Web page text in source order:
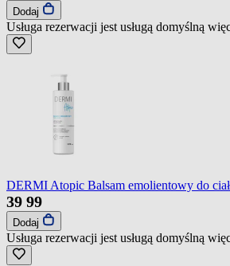
Dodaj
Usługa rezerwacji jest usługą domyślną
DERMI Atopic Balsam emolientowy do
39 99
Dodaj
Usługa rezerwacji jest usługą domyślną